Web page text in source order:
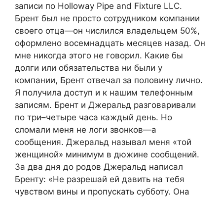
записи по Holloway Pipe and Fixture LLC.
Брент был не просто сотрудником компании
своего отца—он числился владельцем 50%,
оформлено восемнадцать месяцев назад. Он
мне никогда этого не говорил. Какие бы
долги или обязательства ни были у
компании, Брент отвечал за половину лично.
Я получила доступ и к нашим телефонным
записям. Брент и Джеральд разговаривали
по три–четыре часа каждый день. Но
сломали меня не логи звонков—a
сообщения. Джеральд называл меня «той
женщиной» минимум в дюжине сообщений.
За два дня до родов Джеральд написал
Бренту: «Не разрешай ей давить на тебя
чувством вины и пропускать субботу. Она